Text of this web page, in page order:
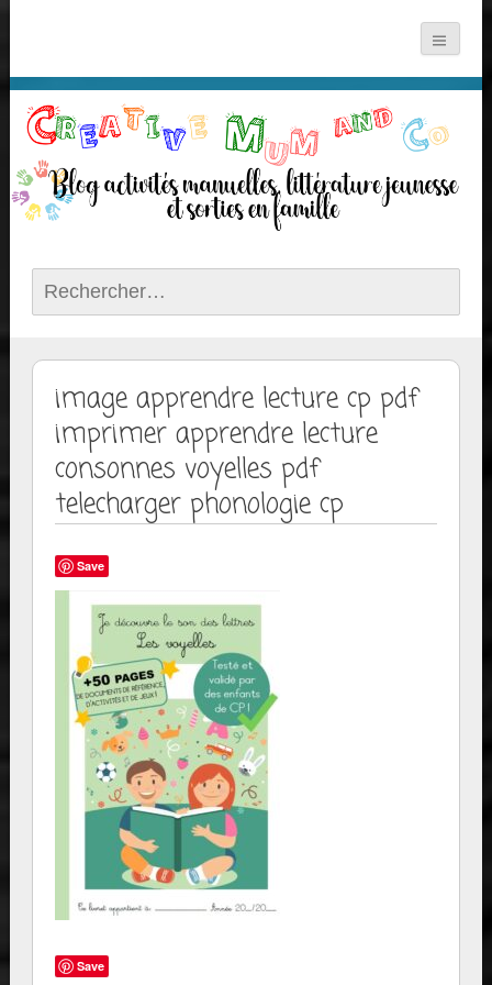
Rechercher :
image apprendre lecture cp pdf
imprimer apprendre lecture
consonnes voyelles pdf
telecharger phonologie cp
Save
Save